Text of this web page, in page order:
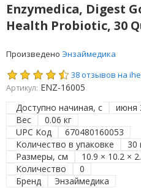
Enzymedica, Digest
Health Probiotic, 30
Произведено Энзаймедика
38 отзывов на
Артикул: ENZ-16005
Доступно начиная, с
июня
Вес
0.06 кг
UPC Код
670480160053
Количество в упаковке
30
Размеры, см
10.9 × 10.2 ×
Количество
0
Бренд
Энзаймедика